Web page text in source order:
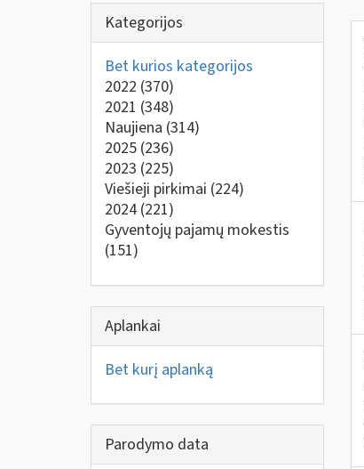
Kategorijos
Bet kurios kategorijos
2022 (370)
2021 (348)
Naujiena (314)
2025 (236)
2023 (225)
Viešieji pirkimai (224)
2024 (221)
Gyventojų pajamų mokestis
(151)
Aplankai
Bet kurį aplanką
Parodymo data